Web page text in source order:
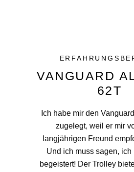
VANGUARD
62T
Ich habe mir den
zugelegt, weil er mir
langjährigen Freund
Und ich muss sagen,
begeistert! Der Trolley